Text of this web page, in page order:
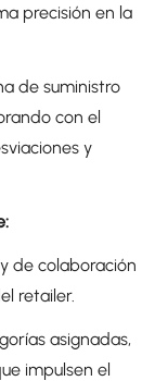
precisión en la
de suministro
con el
y
de colaboración
retailer.
asignadas,
impulsen el